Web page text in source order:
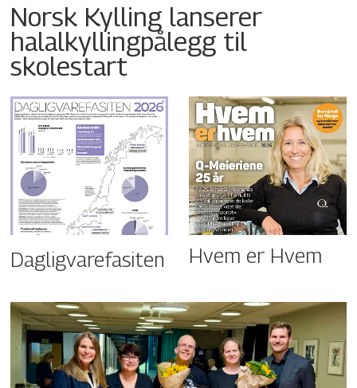
Norsk Kylling lanserer
halalkyllingpålegg til
skolestart
Dagligvarefasiten Hvem er Hvem